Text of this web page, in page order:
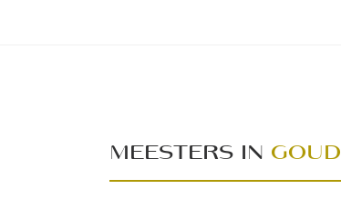
MEESTERS IN GOUD